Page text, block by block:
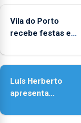
Vila do Porto
recebe festas em
Senhora da
Luís Herberto
apresenta
Paisagem’